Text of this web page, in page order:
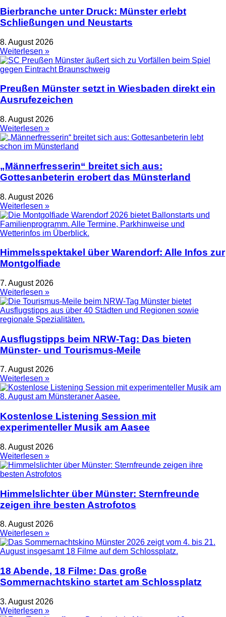
Bierbranche unter Druck: Münster erlebt
Schließungen und Neustarts
8. August 2026
Weiterlesen »
Preußen Münster setzt in Wiesbaden direkt ein
Ausrufezeichen
8. August 2026
Weiterlesen »
„Männerfresserin“ breitet sich aus:
Gottesanbeterin erobert das Münsterland
8. August 2026
Weiterlesen »
Himmelsspektakel über Warendorf: Alle Infos zur
Montgolfiade
7. August 2026
Weiterlesen »
Ausflugstipps beim NRW-Tag: Das bieten
Münster- und Tourismus-Meile
7. August 2026
Weiterlesen »
Kostenlose Listening Session mit
experimenteller Musik am Aasee
8. August 2026
Weiterlesen »
Himmelslichter über Münster: Sternfreunde
zeigen ihre besten Astrofotos
8. August 2026
Weiterlesen »
18 Abende, 18 Filme: Das große
Sommernachtskino startet am Schlossplatz
3. August 2026
Weiterlesen »